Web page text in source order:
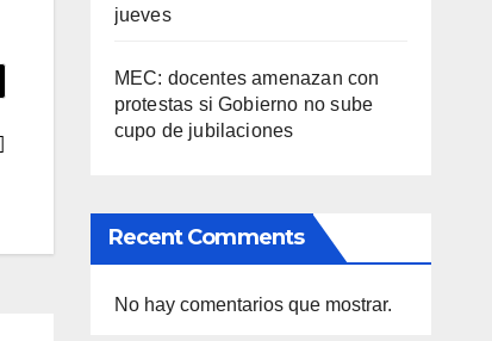
jueves
MEC: docentes amenazan con
protestas si Gobierno no sube
cupo de jubilaciones
Recent Comments
No hay comentarios que mostrar.